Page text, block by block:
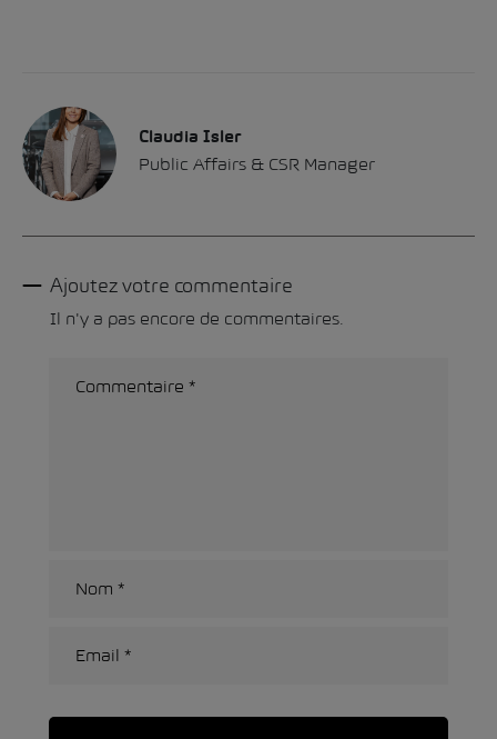
Claudia Isler
Public Affairs & CSR Manager
Ajoutez votre commentaire
Il n'y a pas encore de commentaires.